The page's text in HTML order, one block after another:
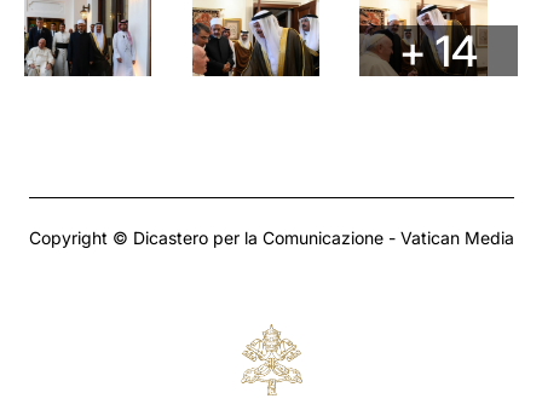
+ 14
Copyright © Dicastero per la Comunicazione - Vatican Media